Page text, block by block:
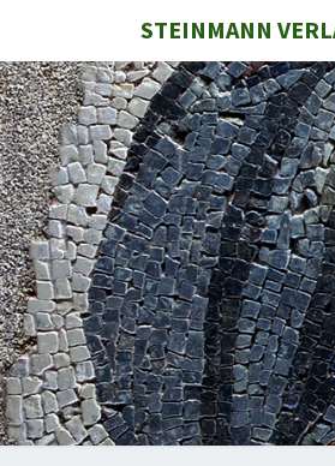
STEINMANN